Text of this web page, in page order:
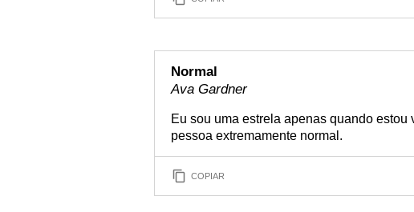
Normal
Ava Gardner
Eu sou uma estrela apenas quando
pessoa extremamente normal.
COPIAR